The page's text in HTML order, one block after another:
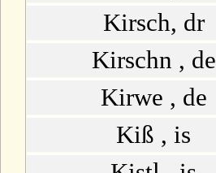
Kirsch, dr
Kirschn , de
Kirwe , de
Kiß , is